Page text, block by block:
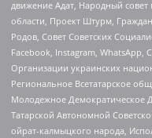
движение Адат, Народный
области, Проект Штурм,
Родов, Совет Советских
Facebook, Instagram,
Организации украинских
Региональное Всетатарское
Молодежное Демократическое
Татарской Автономной
ойрат-калмыцкого народа,